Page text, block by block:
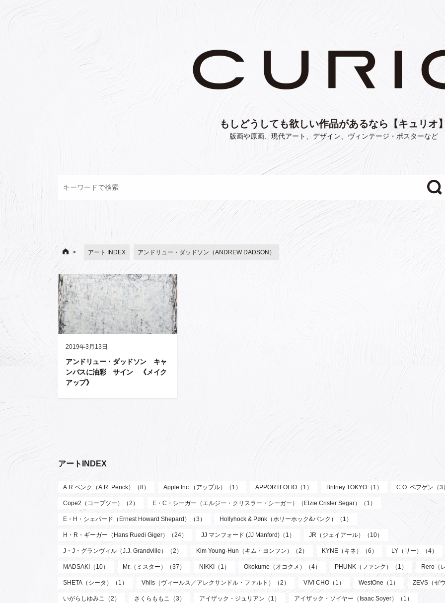
もしどうしても欲しい作品があるなら【キュリオ
版画や原画、現代アート、デザイン、ヴィンテージ・ポスターなど
アート INDEX アンドリュー・ダッドソン（ANDREW DADSON）
2019年3月13日
アンドリュー・ダッドソン キャ
ンバスに油彩 サイン 《メイク
アップ》
アートINDEX
A.R.ペンク（A.R. Penck）（8） Apple Inc.（アップル）（1） APPORTFOLIO（1） Britney TOKYO（1） C.O. ペフゲン（3
Cope2（コープツー）（2） E・C・シーガー（エルジー・クリスラー・シーガー）（Elzie Crisler Segar）（1）
E・H・シェパード（Ernest Howard Shepard）（3） Hollyhock & Pønk（ホリーホック&パンク）（1）
H・R・ギーガー（Hans Ruedi Giger）（24） JJ マンフォード (JJ Manford)（1） JR（ジェイアール）（10）
J・J・グランヴィル（J.J. Grandville）（2） Kim Young-Hun（キム・ヨンフン）（2） KYNE（キネ）（6） LY（リー）（4）
MADSAKI（10） Mr.（ミスター）（37） NIKKI（1） Okokume（オコクメ）（4） PHUNK（ファンク）（1） Rero（
SHETA（シータ）（1） Vhils（ヴィールス／アレクサンドル・ファルト）（2） VIVI CHO（1） WestOne（1） ZEVS（ゼ
いがらしゆみこ（2） さくらももこ（3） アイザック・ジュリアン（1） アイザック・ソイヤー（Isaac Soyer）（1）